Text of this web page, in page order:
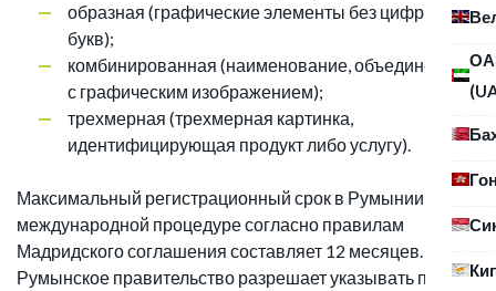
образная (графические элементы без цифр и
букв);
комбинированная (наименование, объединенное
с графическим изображением);
трехмерная (трехмерная картинка,
идентифицирующая продукт либо услугу).
Максимальный регистрационный срок в Румынии по
международной процедуре согласно правилам
Мадридского соглашения составляет 12 месяцев.
Румынское правительство разрешает указывать при